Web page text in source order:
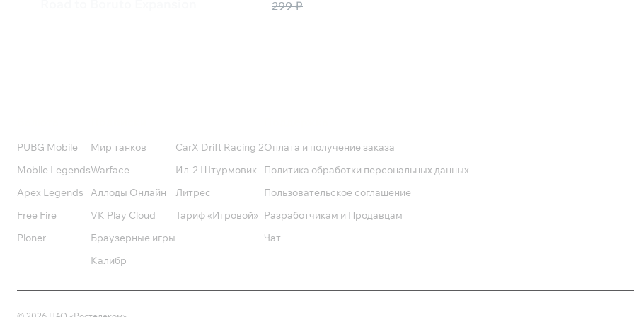
299 ₽
PUBG Mobile
Mobile Legends
Apex Legends
Free Fire
Pioner
Мир танков
Warface
Аллоды Онлайн
VK Play Cloud
Браузерные игры
Калибр
CarX Drift Racing 2
Ил-2 Штурмовик
Литрес
Тариф «Игровой»
Оплата и получение заказа
Политика обработки персональных данных
Пользовательское соглашение
Разработчикам и Продавцам
Чат